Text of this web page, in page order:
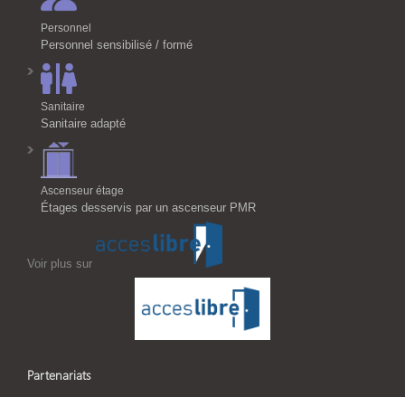
Personnel
Personnel sensibilisé / formé
Sanitaire
Sanitaire adapté
Ascenseur étage
Étages desservis par un ascenseur PMR
Voir plus sur
Partenariats